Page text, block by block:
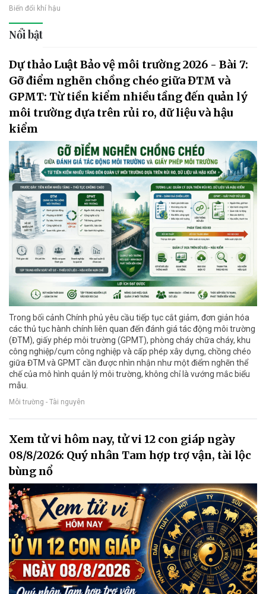
Biến đổi khí hậu
Nổi bật
Dự thảo Luật Bảo vệ môi trường 2026 - Bài 7:
Gỡ điểm nghẽn chồng chéo giữa ĐTM và
GPMT: Từ tiền kiểm nhiều tầng đến quản lý
môi trường dựa trên rủi ro, dữ liệu và hậu
kiểm
Trong bối cảnh Chính phủ yêu cầu tiếp tục cắt giảm, đơn giản hóa
các thủ tục hành chính liên quan đến đánh giá tác động môi trường
(ĐTM), giấy phép môi trường (GPMT), phòng cháy chữa cháy, khu
công nghiệp/cụm công nghiệp và cấp phép xây dựng, chồng chéo
giữa ĐTM và GPMT cần được nhìn nhận như một điểm nghẽn thể
chế của mô hình quản lý môi trường, không chỉ là vướng mắc biểu
mẫu.
Môi trường - Tài nguyên
Xem tử vi hôm nay, tử vi 12 con giáp ngày
08/8/2026: Quý nhân Tam hợp trợ vận, tài lộc
bùng nổ